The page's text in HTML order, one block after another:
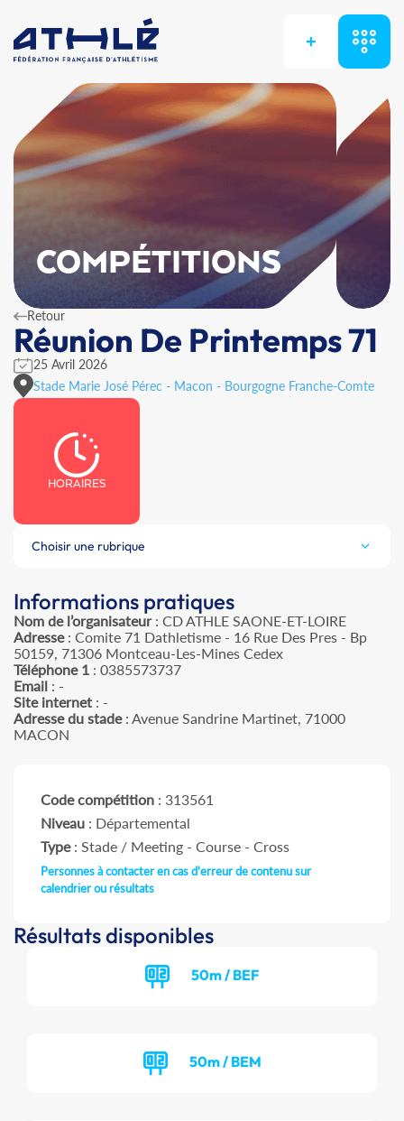
+
COMPÉTITIONS
Retour
Réunion De Printemps 71
25 Avril 2026
Stade Marie José Pérec - Macon - Bourgogne Franche-Comte
HORAIRES
Choisir une rubrique
Informations pratiques
Nom de l’organisateur: CD ATHLE SAONE-ET-LOIRE
Adresse: Comite 71 Dathletisme - 16 Rue Des Pres - Bp
50159, 71306 Montceau-Les-Mines Cedex
Téléphone 1 : 0385573737
Email : -
Site internet : -
Adresse du stade: Avenue Sandrine Martinet, 71000
MACON
Code compétition : 313561
Niveau : Départemental
Type: Stade / Meeting - Course - Cross
Personnes à contacter en cas d'erreur de contenu sur
calendrier ou résultats
Résultats disponibles
50m / BEF
50m / BEM